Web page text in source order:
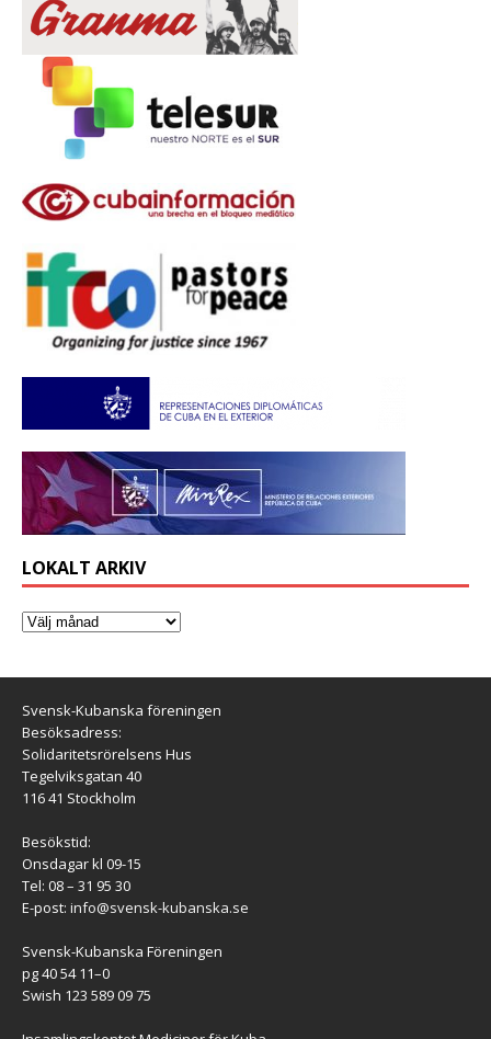
LOKALT ARKIV
Svensk-Kubanska föreningen
Besöksadress:
Solidaritetsrörelsens Hus
Tegelviksgatan 40
116 41 Stockholm
Besökstid:
Onsdagar kl 09-15
Tel: 08 – 31 95 30
E-post: info@svensk-kubanska.se
Svensk-Kubanska Föreningen
pg 40 54 11–0
Swish 123 589 09 75